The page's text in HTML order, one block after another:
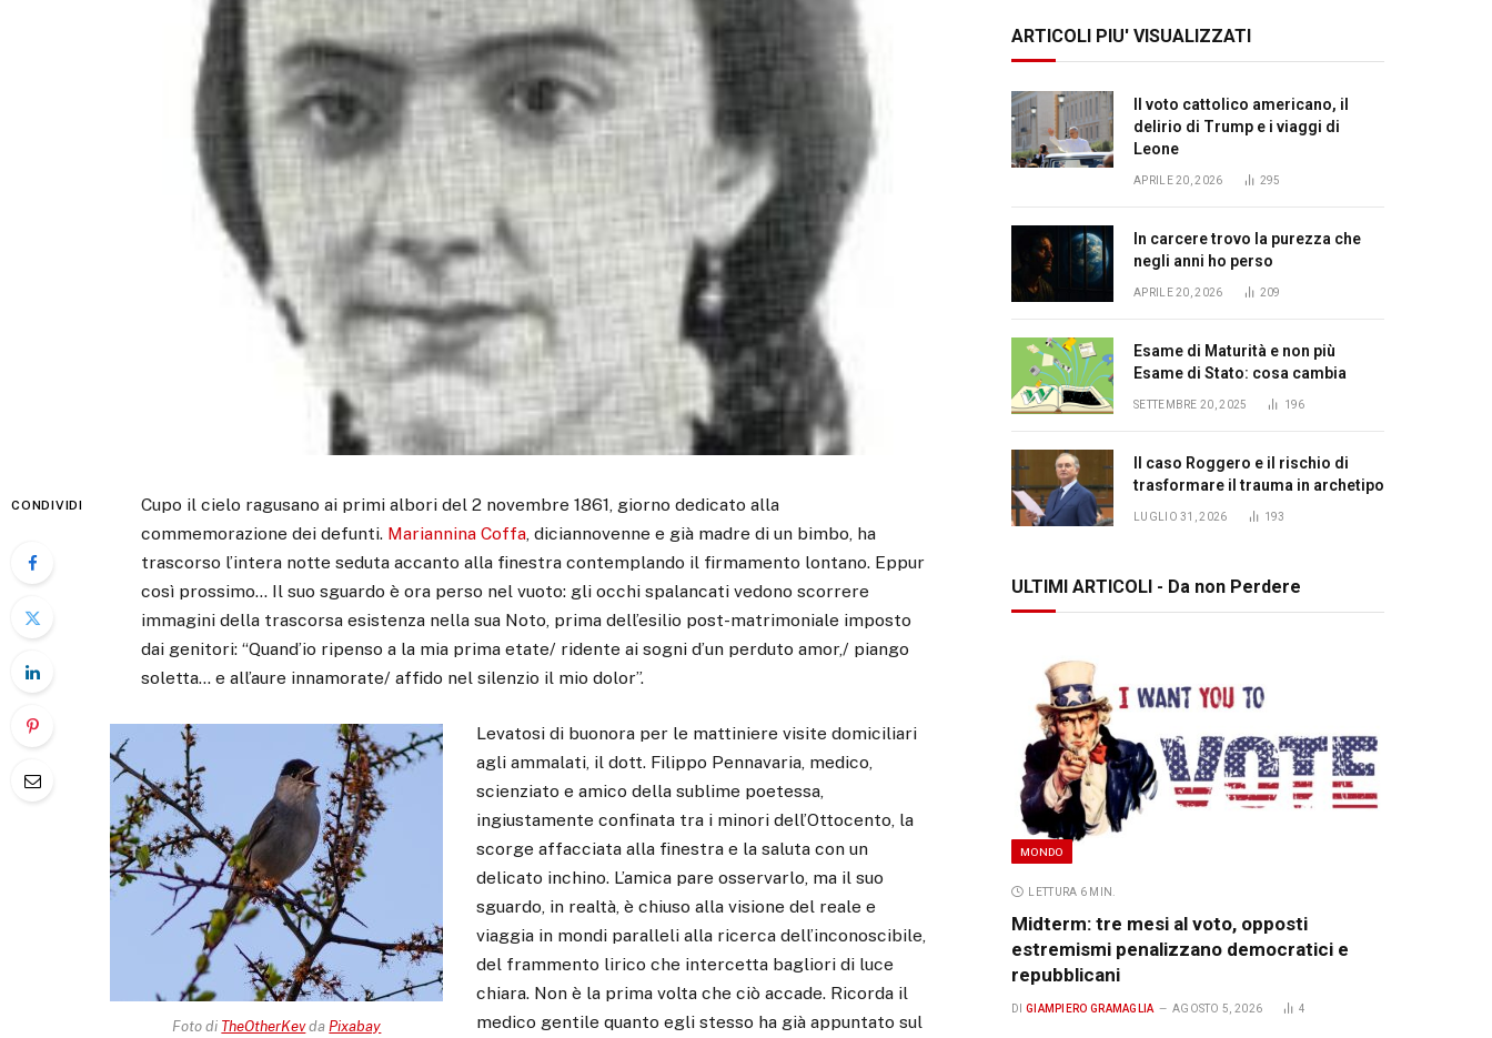
CONDIVIDI
Cupo il cielo ragusano ai primi albori del 2 novembre 1861, giorno dedicato alla
commemorazione dei defunti. Mariannina Coffa, diciannovenne e già madre di un bimbo, ha
trascorso l’intera notte seduta accanto alla finestra contemplando il firmamento lontano. Eppur
così prossimo… Il suo sguardo è ora perso nel vuoto: gli occhi spalancati vedono scorrere
immagini della trascorsa esistenza nella sua Noto, prima dell’esilio post-matrimoniale imposto
dai genitori: “Quand’io ripenso a la mia prima etate/ ridente ai sogni d’un perduto amor,/ piango
soletta… e all’aure innamorate/ affido nel silenzio il mio dolor”.
Foto di TheOtherKevda Pixabay
Levatosi di buonora per le mattiniere visite domiciliari
agli ammalati, il dott. Filippo Pennavaria, medico,
scienziato e amico della sublime poetessa,
ingiustamente confinata tra i minori dell’Ottocento, la
scorge affacciata alla finestra e la saluta con un
delicato inchino. L’amica pare osservarlo, ma il suo
sguardo, in realtà, è chiuso alla visione del reale e
viaggia in mondi paralleli alla ricerca dell’inconoscibile,
del frammento lirico che intercetta bagliori di luce
chiara. Non è la prima volta che ciò accade. Ricorda il
medico gentile quanto egli stesso ha già appuntato sul
ARTICOLI PIU' VISUALIZZATI
Il voto cattolico americano, il
delirio di Trump e i viaggi di
Leone
APRILE 20, 2026 295
In carcere trovo la purezza che
negli anni ho perso
APRILE 20, 2026 209
Esame di Maturità e non più
Esame di Stato: cosa cambia
SETTEMBRE 20, 2025 196
Il caso Roggero e il rischio di
trasformare il trauma in archetipo
LUGLIO 31, 2026 193
ULTIMI ARTICOLI - Da non Perdere
MONDO
LETTURA 6 MIN.
Midterm: tre mesi al voto, opposti
estremismi penalizzano democratici e
repubblicani
DI GIAMPIERO GRAMAGLIA AGOSTO 5, 2026 4